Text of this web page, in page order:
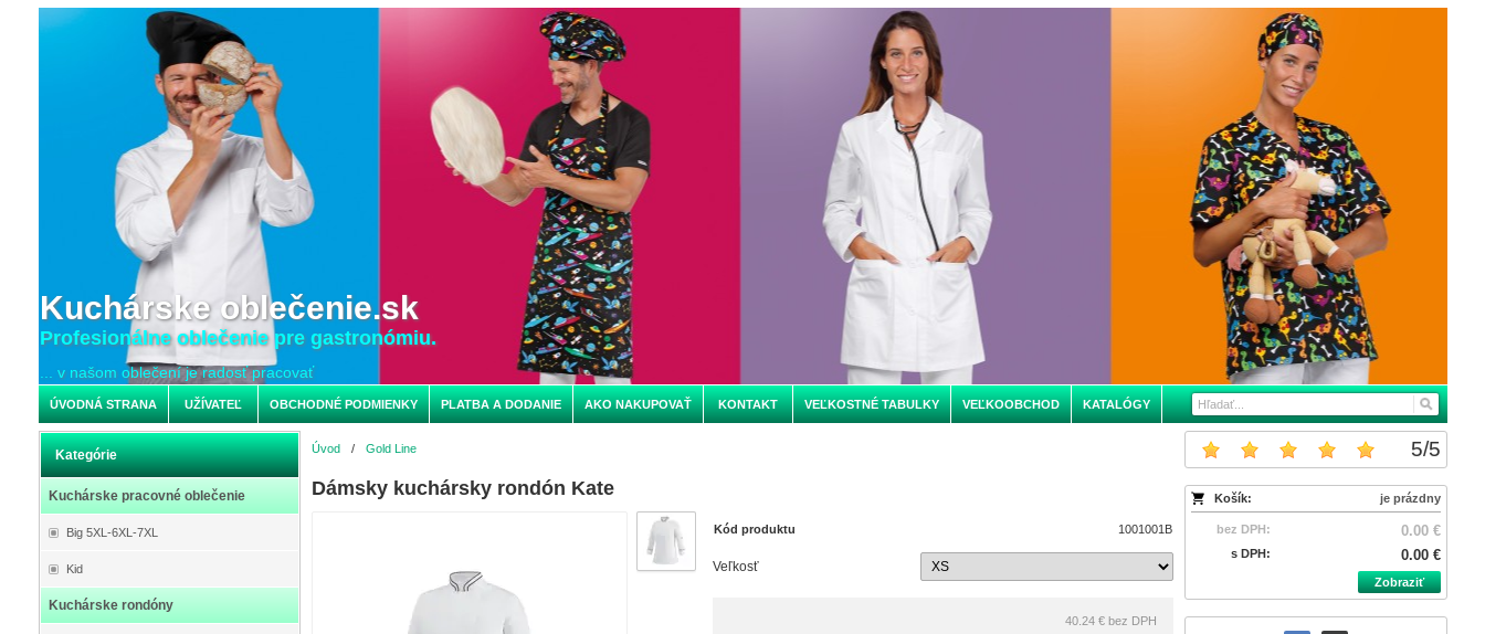
Kuchárske oblečenie.sk
Profesionálne oblečenie pre gastronómiu.
... v našom oblečení je radosť pracovať
ÚVODNÁ STRANA UŽÍVATEĽ OBCHODNÉ PODMIENKY PLATBA A DODANIE AKO NAKUPOVAŤ KONTAKT VEĽKOSTNÉ TABULKY VEĽKOOBCHOD KATALÓGY
Kategórie
Kuchárske pracovné oblečenie
Big 5XL-6XL-7XL
Kid
Kuchárske rondóny
5/5
Košík: je prázdny
bez DPH: 0.00 €
s DPH: 0.00 €
Zobraziť
Úvod / Gold Line
Dámsky kuchársky rondón Kate
Kód produktu 1001001B
Veľkosť
40.24 € bez DPH